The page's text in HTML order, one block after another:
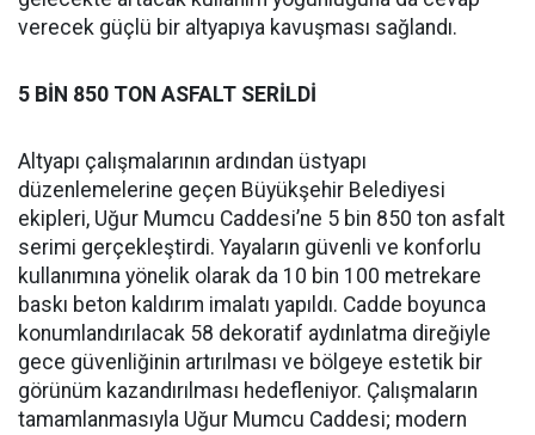
verecek güçlü bir altyapıya kavuşması sağlandı.
5 BİN 850 TON ASFALT SERİLDİ
Altyapı çalışmalarının ardından üstyapı
düzenlemelerine geçen Büyükşehir Belediyesi
ekipleri, Uğur Mumcu Caddesi’ne 5 bin 850 ton asfalt
serimi gerçekleştirdi. Yayaların güvenli ve konforlu
kullanımına yönelik olarak da 10 bin 100 metrekare
baskı beton kaldırım imalatı yapıldı. Cadde boyunca
konumlandırılacak 58 dekoratif aydınlatma direğiyle
gece güvenliğinin artırılması ve bölgeye estetik bir
görünüm kazandırılması hedefleniyor. Çalışmaların
tamamlanmasıyla Uğur Mumcu Caddesi; modern